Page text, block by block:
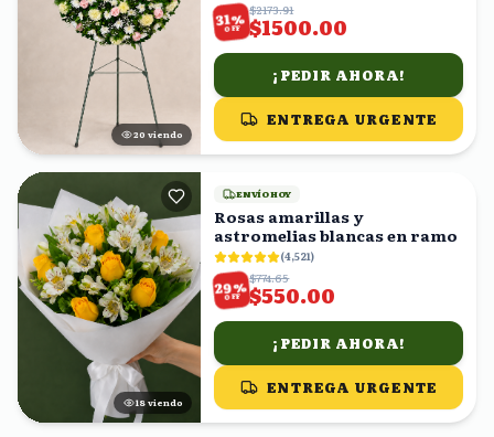
20 viendo
31%
OFF
$2173.91
$1500.00
¡PEDIR AHORA!
ENTREGA URGENTE
18 viendo
ENVÍO HOY
Rosas amarillas y
astromelias blancas en ramo
(4,521)
29%
OFF
$774.65
$550.00
¡PEDIR AHORA!
ENTREGA URGENTE